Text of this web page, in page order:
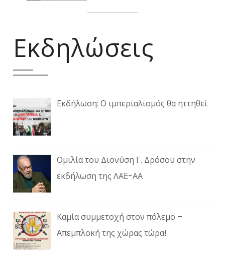
Εκδηλώσεις
Εκδήλωση: Ο ιμπεριαλισμός θα ηττηθεί
Ομιλία του Διονύση Γ. Δρόσου στην
εκδήλωση της ΛΑΕ-ΑΑ
Καμία συμμετοχή στον πόλεμο –
Απεμπλοκή της χώρας τώρα!